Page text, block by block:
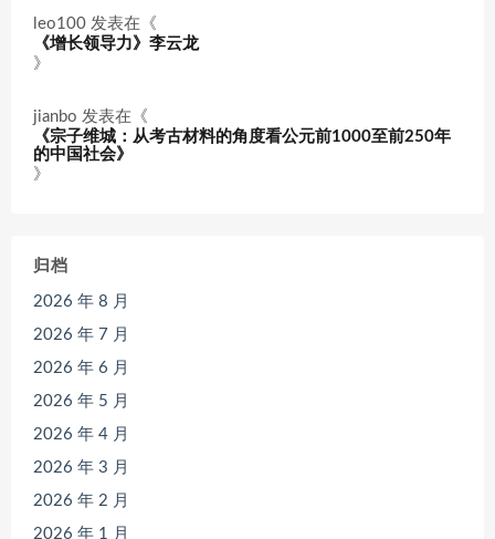
leo100 发表在《
《增长领导力》李云龙
》
jianbo 发表在《
《宗子维城：从考古材料的角度看公元前1000至前250年
的中国社会》
》
归档
2026 年 8 月
2026 年 7 月
2026 年 6 月
2026 年 5 月
2026 年 4 月
2026 年 3 月
2026 年 2 月
2026 年 1 月